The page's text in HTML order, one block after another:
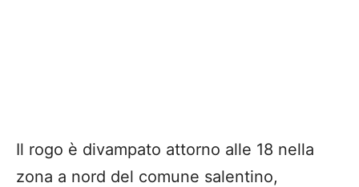
Il rogo è divampato attorno alle 18 nella
zona a nord del comune salentino,